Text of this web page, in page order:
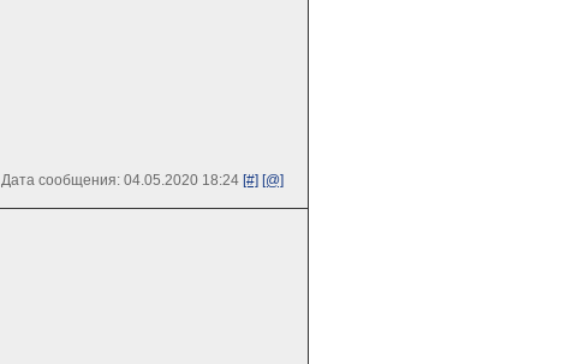
Дата сообщения: 04.05.2020 18:24 [#] [@]